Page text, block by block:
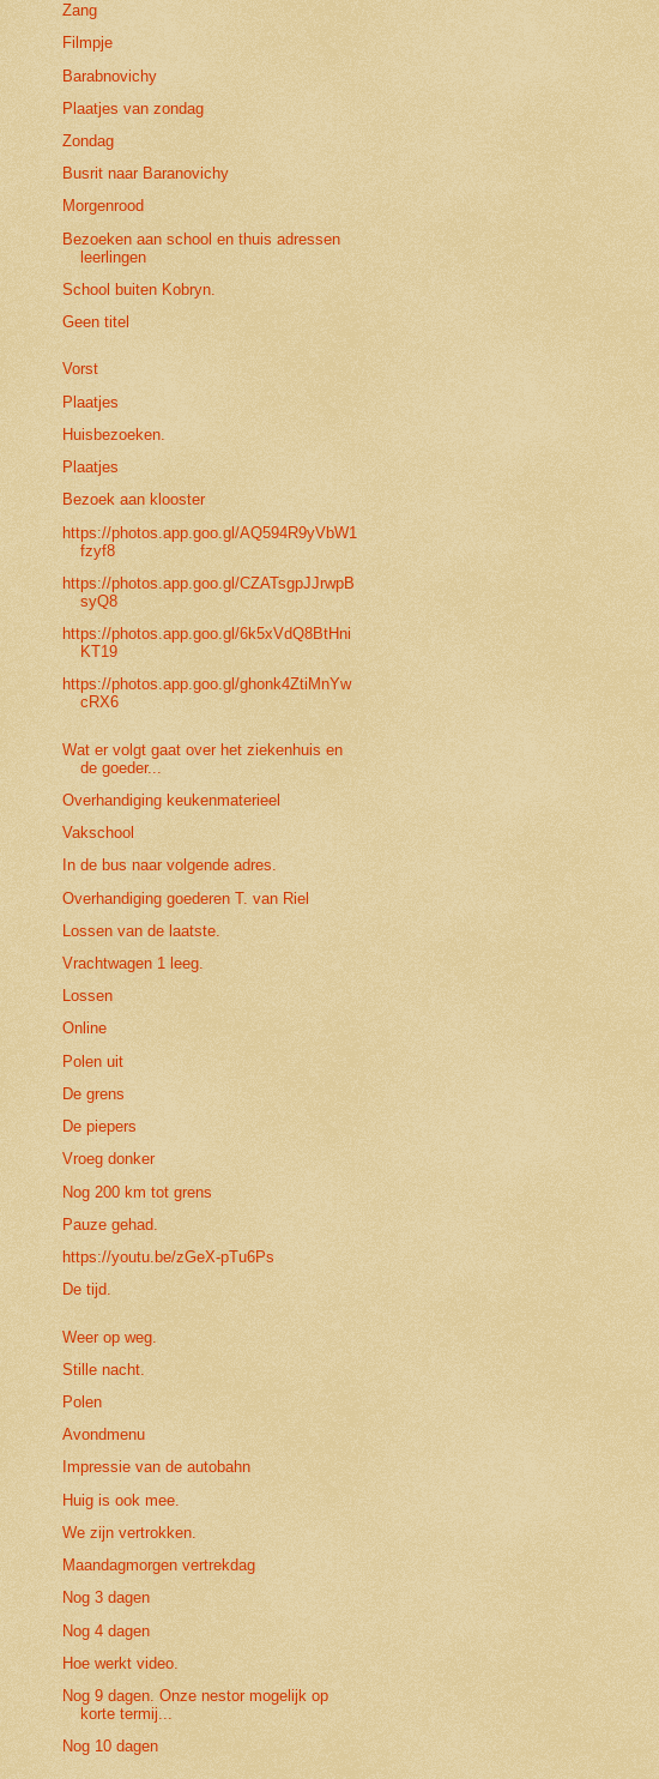
Zang
Filmpje
Barabnovichy
Plaatjes van zondag
Zondag
Busrit naar Baranovichy
Morgenrood
Bezoeken aan school en thuis adressen
leerlingen
School buiten Kobryn.
Geen titel
Vorst
Plaatjes
Huisbezoeken.
Plaatjes
Bezoek aan klooster
https://photos.app.goo.gl/AQ594R9yVbW1
fzyf8
https://photos.app.goo.gl/CZATsgpJJrwpB
syQ8
https://photos.app.goo.gl/6k5xVdQ8BtHni
KT19
https://photos.app.goo.gl/ghonk4ZtiMnYw
cRX6
Wat er volgt gaat over het ziekenhuis en
de goeder...
Overhandiging keukenmaterieel
Vakschool
In de bus naar volgende adres.
Overhandiging goederen T. van Riel
Lossen van de laatste.
Vrachtwagen 1 leeg.
Lossen
Online
Polen uit
De grens
De piepers
Vroeg donker
Nog 200 km tot grens
Pauze gehad.
https://youtu.be/zGeX-pTu6Ps
De tijd.
Weer op weg.
Stille nacht.
Polen
Avondmenu
Impressie van de autobahn
Huig is ook mee.
We zijn vertrokken.
Maandagmorgen vertrekdag
Nog 3 dagen
Nog 4 dagen
Hoe werkt video.
Nog 9 dagen. Onze nestor mogelijk op
korte termij...
Nog 10 dagen